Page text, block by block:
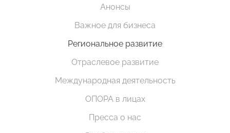
Анонсы
Важное для бизнеса
Региональное развитие
Отраслевое развитие
Международная деятельность
ОПОРА в лицах
Пресса о нас